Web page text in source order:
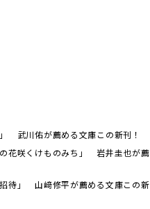
武川佑が薦める文庫この新刊！
花咲くけものみち」 岩井圭也が薦
待」 山﨑修平が薦める文庫この新